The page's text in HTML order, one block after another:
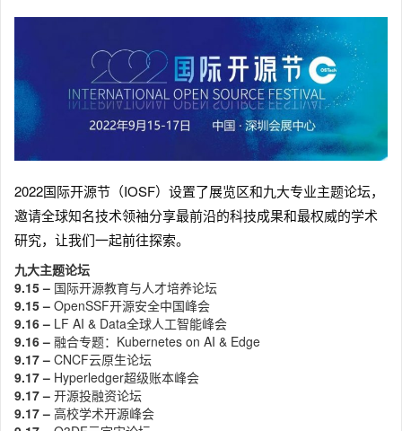
2022国际开源节（IOSF）设置了展览区和九大专业主题论坛，
邀请全球知名技术领袖分享最前沿的科技成果和最权威的学术
研究，让我们一起前往探索。
九大主题论坛
9.15 – 国际开源教育与人才培养论坛
9.15 – OpenSSF开源安全中国峰会
9.16 – LF AI & Data全球人工智能峰会
9.16 – 融合专题：Kubernetes on AI & Edge
9.17 – CNCF云原生论坛
9.17 – Hyperledger超级账本峰会
9.17 – 开源投融资论坛
9.17 – 高校学术开源峰会